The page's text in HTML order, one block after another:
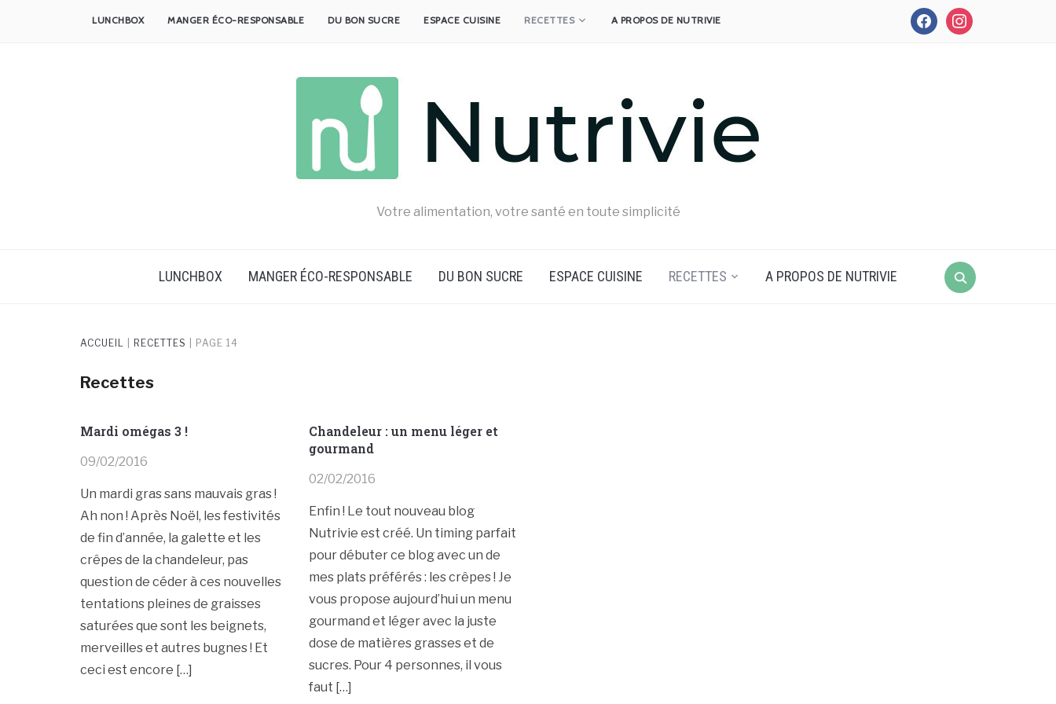
facebookinstagram
LUNCHBOX MANGER ÉCO-RESPONSABLE DU BON SUCRE ESPACE CUISINE RECETTES A PROPOS DE NUTRIVIE
Votre alimentation, votre santé en toute simplicité
Search
for:
LUNCHBOX MANGER ÉCO-RESPONSABLE DU BON SUCRE ESPACE CUISINE RECETTES A PROPOS DE NUTRIVIE
ACCUEIL RECETTES PAGE 14
Recettes
Mardi omégas 3 !
09/02/2016
Un mardi gras sans mauvais gras !
Ah non ! Après Noël, les festivités
de fin d’année, la galette et les
crêpes de la chandeleur, pas
question de céder à ces nouvelles
tentations pleines de graisses
saturées que sont les beignets,
merveilles et autres bugnes ! Et
ceci est encore […]
Chandeleur : un menu léger et
gourmand
02/02/2016
Enfin ! Le tout nouveau blog
Nutrivie est créé. Un timing parfait
pour débuter ce blog avec un de
mes plats préférés : les crêpes ! Je
vous propose aujourd’hui un menu
gourmand et léger avec la juste
dose de matières grasses et de
sucres. Pour 4 personnes, il vous
faut […]